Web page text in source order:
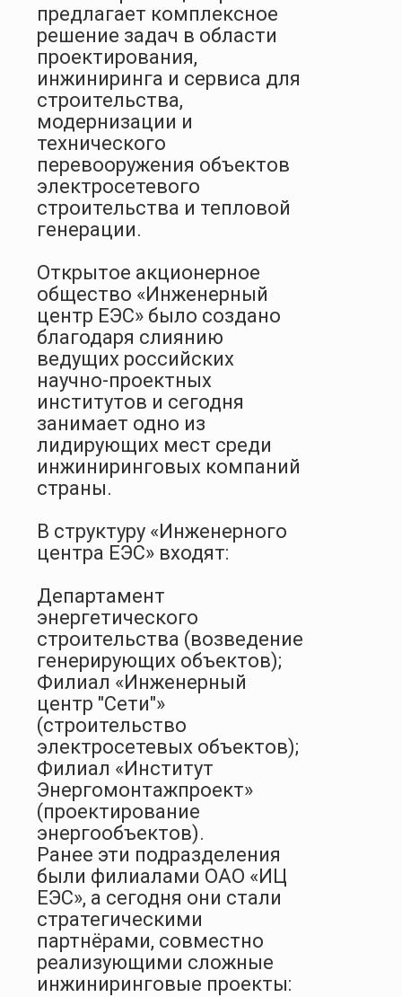
предлагает комплексное
решение задач в области
проектирования,
инжиниринга и сервиса для
строительства,
модернизации и
технического
перевооружения объектов
электросетевого
строительства и тепловой
генерации.
Открытое акционерное
общество «Инженерный
центр ЕЭС» было создано
благодаря слиянию
ведущих российских
научно-проектных
институтов и сегодня
занимает одно из
лидирующих мест среди
инжиниринговых компаний
страны.
В структуру «Инженерного
центра ЕЭС» входят:
Департамент
энергетического
строительства (возведение
генерирующих объектов);
Филиал «Инженерный
центр "Сети"»
(строительство
электросетевых объектов);
Филиал «Институт
Энергомонтажпроект»
(проектирование
энергообъектов).
Ранее эти подразделения
были филиалами ОАО «ИЦ
ЕЭС», а сегодня они стали
стратегическими
партнёрами, совместно
реализующими сложные
инжиниринговые проекты: